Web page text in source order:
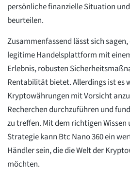
persönliche finanzielle Situation
beurteilen.
Zusammenfassend lässt sich
legitime Handelsplattform mit
Erlebnis, robusten
Rentabilität bietet. Allerdings ist es
Kryptowährungen mit Vorsicht
Recherchen durchzuführen und
zu treffen. Mit dem richtigen
Strategie kann Btc Nano 360 ein
Händler sein, die die Welt der
möchten.